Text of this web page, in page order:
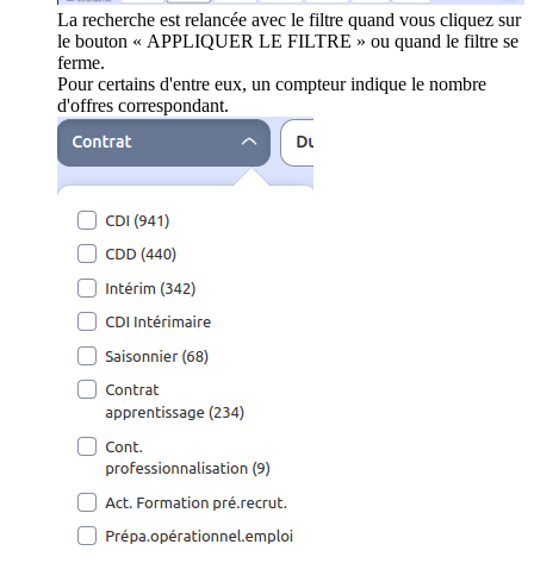
La recherche est relancée avec le filtre quand vous cliquez sur
le bouton « APPLIQUER LE FILTRE » ou quand le filtre se
ferme.
Pour certains d'entre eux, un compteur indique le nombre
d'offres correspondant.